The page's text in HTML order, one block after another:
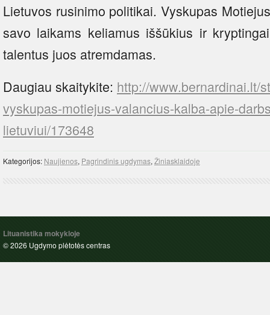
Lietuvos rusinimo politikai. Vyskupas
savo laikams keliamus iššūkius ir
talentus juos atremdamas.
Daugiau skaitykite: http://www.bernardinai.lt/
vyskupas-motiejus-valancius-kalba-apie-
lietuviui/173648
Kategorijos: Naujienos, Pagrindinis ugdymas, Žiniasklaidoje
Lituanistika mokykloje
© 2026 Ugdymo plėtotės centras